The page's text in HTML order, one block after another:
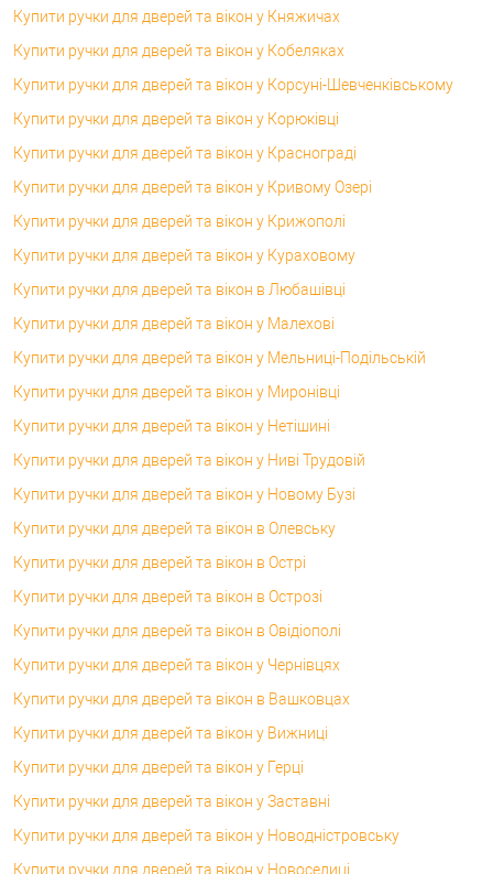
Купити ручки для дверей та вікон у Княжичах
Купити ручки для дверей та вікон у Кобеляках
Купити ручки для дверей та вікон у Корсунi-Шевченківському
Купити ручки для дверей та вікон у Корюківці
Купити ручки для дверей та вікон у Краснограді
Купити ручки для дверей та вікон у Кривому Озері
Купити ручки для дверей та вікон у Крижополі
Купити ручки для дверей та вікон у Кураховому
Купити ручки для дверей та вікон в Любашівці
Купити ручки для дверей та вікон у Малехові
Купити ручки для дверей та вікон у Мельниці-Подільській
Купити ручки для дверей та вікон у Миронівці
Купити ручки для дверей та вікон у Нетішині
Купити ручки для дверей та вікон у Ниві Трудовій
Купити ручки для дверей та вікон у Новому Бузі
Купити ручки для дверей та вікон в Олевську
Купити ручки для дверей та вікон в Острі
Купити ручки для дверей та вікон в Острозі
Купити ручки для дверей та вікон в Овідіополі
Купити ручки для дверей та вікон у Чернівцях
Купити ручки для дверей та вікон в Вашковцах
Купити ручки для дверей та вікон у Вижниці
Купити ручки для дверей та вікон у Герці
Купити ручки для дверей та вікон у Заставні
Купити ручки для дверей та вікон у Новодністровську
Купити ручки для дверей та вікон у Новоселиці